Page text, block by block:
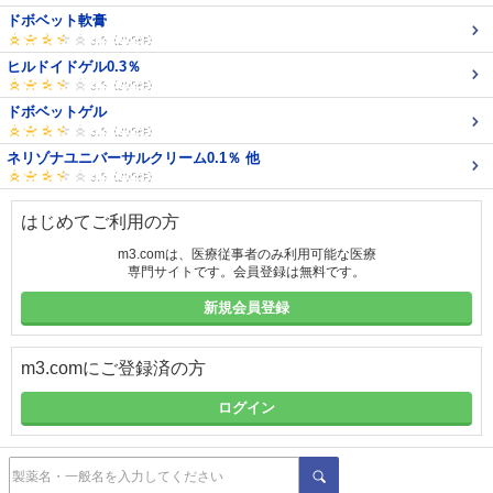
ドボベット軟膏
ヒルドイドゲル0.3％
ドボベットゲル
ネリゾナユニバーサルクリーム0.1％ 他
はじめてご利用の方
m3.comは、医療従事者のみ利用可能な医療
専門サイトです。会員登録は無料です。
新規会員登録
m3.comにご登録済の方
ログイン